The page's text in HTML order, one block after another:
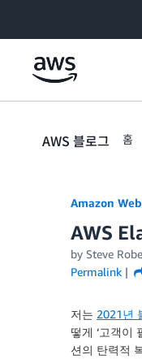
AWS 블로그 홈
Amazon
AWS
by Steve
Permalink
저는 2021년
떻게 ‘고객이
션의 탄력적